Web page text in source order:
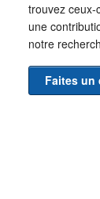
trouvez ceux-
une
notre
Faites un